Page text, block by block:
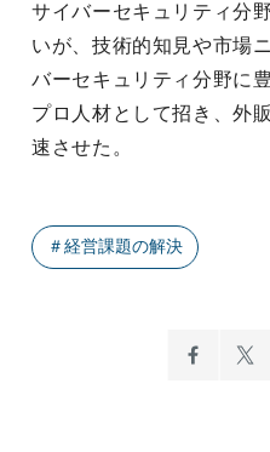
サイバーセキュリティ分
いが、技術的知見や市場
バーセキュリティ分野に
プロ人材として招き、外
速させた。
＃経営課題の解決